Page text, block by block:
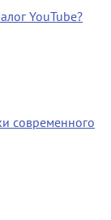
YouTube?
современного